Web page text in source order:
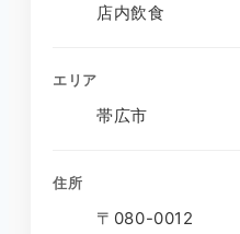
店内飲食
エリア
帯広市
住所
〒080-0012